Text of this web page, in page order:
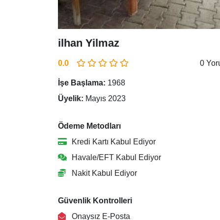
ilhan Yilmaz
0.0 0
İşe Başlama: 1968
Üyelik: Mayıs 2023
Ödeme Metodları
Kredi Kartı Kabul Ediyor
Havale/EFT Kabul Ediyor
Nakit Kabul Ediyor
Güvenlik Kontrolleri
Onaysız E-Posta